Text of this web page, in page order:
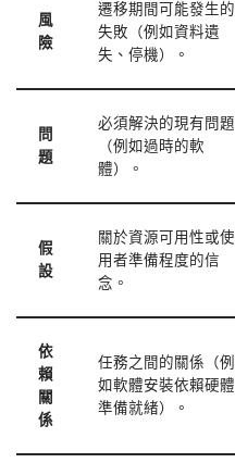
風
險
遷移期間可能發生的
失敗（例如資料遺
失、停機）。
問
題
必須解決的現有問題
（例如過時的軟
體）。
假
設
關於資源可用性或使
用者準備程度的信
念。
依
賴
關
係
任務之間的關係（例
如軟體安裝依賴硬體
準備就緒）。